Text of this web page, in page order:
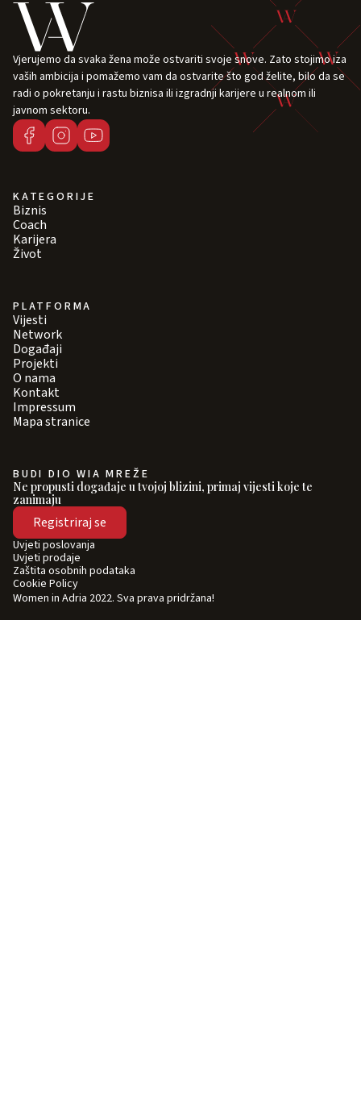
Vjerujemo da svaka žena može ostvariti svoje snove. Zato stojimo iza
vaših ambicija i pomažemo vam da ostvarite što god želite, bilo da se
radi o pokretanju i rastu biznisa ili izgradnji karijere u realnom ili
javnom sektoru.
KATEGORIJE
Biznis
Coach
Karijera
Život
PLATFORMA
Vijesti
Network
Događaji
Projekti
O nama
Kontakt
Impressum
Mapa stranice
BUDI DIO WIA MREŽE
Ne propusti događaje u tvojoj blizini, primaj vijesti koje te
zanimaju
Registriraj se
Women in Adria 2022. Sva prava pridržana!
Uvjeti poslovanja
Uvjeti prodaje
Zaštita osobnih podataka
Cookie Policy